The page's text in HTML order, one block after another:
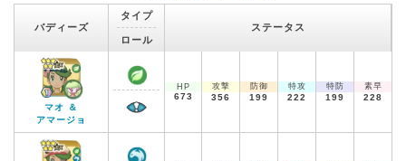
バディーズ
タイプ
ロール
ステータス
マオ ＆
アマージョ
HP
673
攻撃
356
防御
199
特攻
222
特防
199
素早
228